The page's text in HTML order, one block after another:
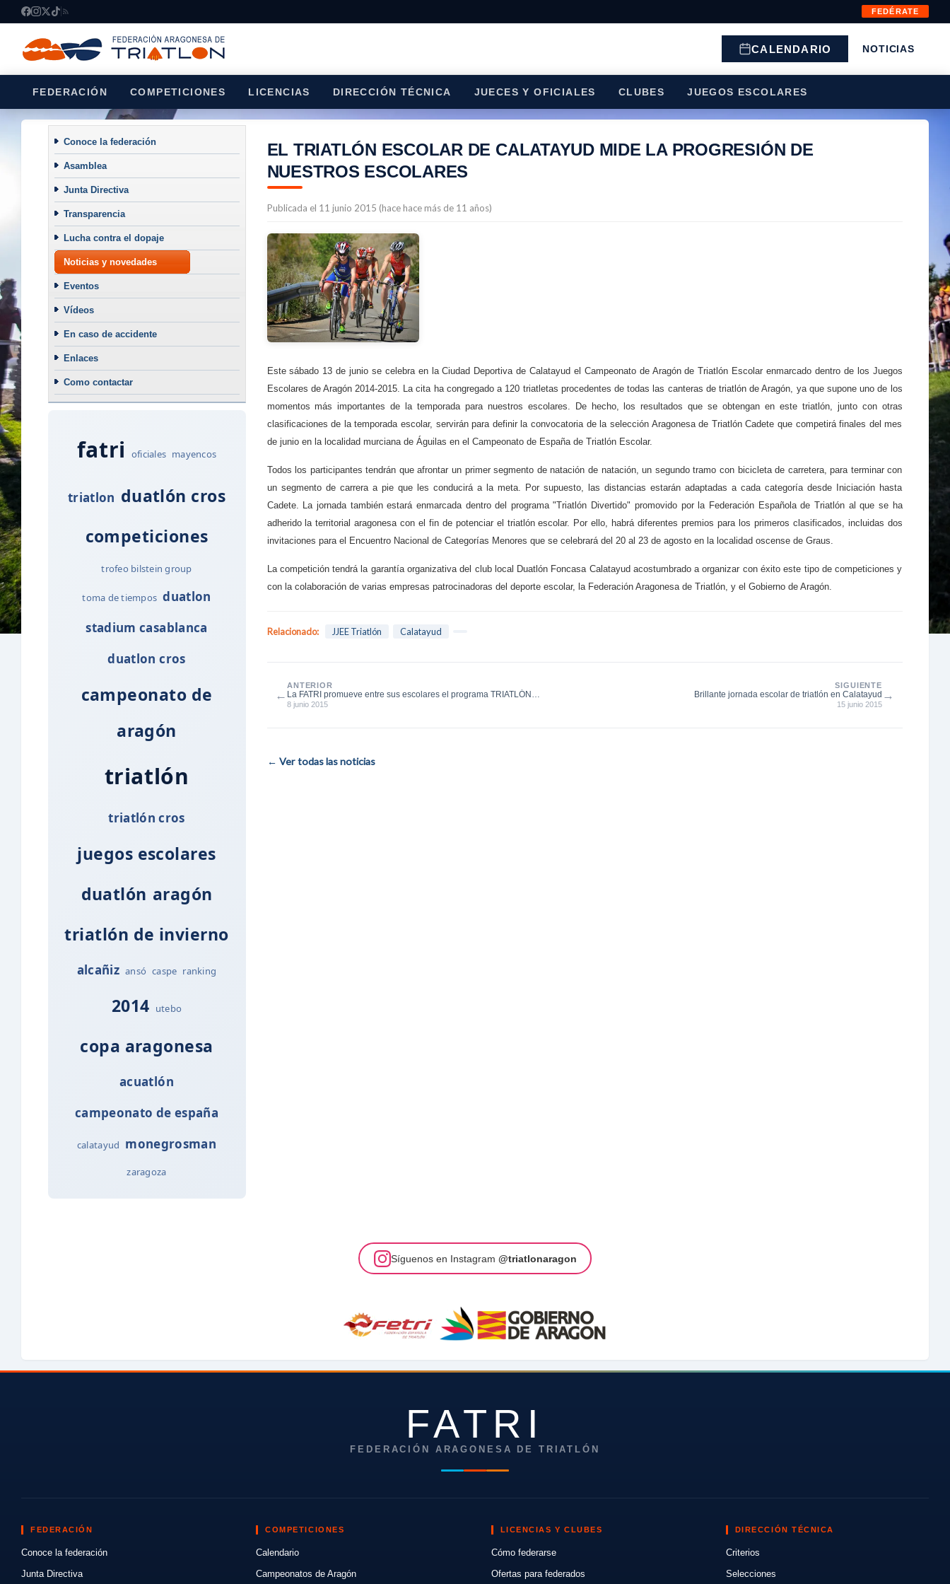
FEDÉRATE
CALENDARIO NOTICIAS
FEDERACIÓN COMPETICIONES LICENCIAS DIRECCIÓN TÉCNICA JUECES Y OFICIALES CLUBES JUEGOS ESCOLARES
Conoce la federación
Asamblea
Junta Directiva
Transparencia
Lucha contra el dopaje
Noticias y novedades
Eventos
Vídeos
En caso de accidente
Enlaces
Como contactar
fatri oficiales mayencos
triatlon duatlón cros
competiciones
trofeo bilstein group
toma de tiempos duatlon
stadium casablanca
duatlon cros
campeonato de
aragón
triatlón
triatlón cros
juegos escolares
duatlón aragón
triatlón de invierno
alcañiz ansó caspe ranking
2014 utebo
copa aragonesa
acuatlón
campeonato de españa
calatayud monegrosman
zaragoza
EL TRIATLÓN ESCOLAR DE CALATAYUD MIDE LA PROGRESIÓN DE
NUESTROS ESCOLARES
Publicada el 11 junio 2015 (hace hace más de 11 años)
Este sábado 13 de junio se celebra en la Ciudad Deportiva de Calatayud el Campeonato de Aragón de Triatlón Escolar enmarcado dentro de los Juegos
Escolares de Aragón 2014-2015. La cita ha congregado a 120 triatletas procedentes de todas las canteras de triatlón de Aragón, ya que supone uno de los
momentos más importantes de la temporada para nuestros escolares. De hecho, los resultados que se obtengan en este triatlón, junto con otras
clasificaciones de la temporada escolar, servirán para definir la convocatoria de la selección Aragonesa de Triatlón Cadete que competirá finales del mes
de junio en la localidad murciana de Águilas en el Campeonato de España de Triatlón Escolar.
Todos los participantes tendrán que afrontar un primer segmento de natación de natación, un segundo tramo con bicicleta de carretera, para terminar con
un segmento de carrera a pie que les conducirá a la meta. Por supuesto, las distancias estarán adaptadas a cada categoría desde Iniciación hasta
Cadete. La jornada también estará enmarcada dentro del programa "Triatlón Divertido" promovido por la Federación Española de Triatlón al que se ha
adherido la territorial aragonesa con el fin de potenciar el triatlón escolar. Por ello, habrá diferentes premios para los primeros clasificados, incluidas dos
invitaciones para el Encuentro Nacional de Categorías Menores que se celebrará del 20 al 23 de agosto en la localidad oscense de Graus.
La competición tendrá la garantía organizativa del club local Duatlón Foncasa Calatayud acostumbrado a organizar con éxito este tipo de competiciones y
con la colaboración de varias empresas patrocinadoras del deporte escolar, la Federación Aragonesa de Triatlón, y el Gobierno de Aragón.
Relacionado: JJEE Triatlón Calatayud
←
ANTERIOR
La FATRI promueve entre sus escolares el programa TRIATLÓN
DIVERTIDO
8 junio 2015
SIGUIENTE
Brillante jornada escolar de triatlón en Calatayud
15 junio 2015
→
← Ver todas las noticias
Síguenos en Instagram @triatlonaragon
FATRI
FEDERACIÓN ARAGONESA DE TRIATLÓN
FEDERACIÓN
Conoce la federación
Junta Directiva
COMPETICIONES
Calendario
Campeonatos de Aragón
LICENCIAS Y CLUBES
Cómo federarse
Ofertas para federados
DIRECCIÓN TÉCNICA
Criterios
Selecciones